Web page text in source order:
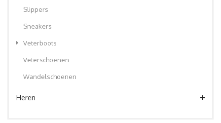
Slippers
Sneakers
Veterboots
Veterschoenen
Wandelschoenen
Heren